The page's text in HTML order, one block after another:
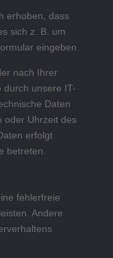
erhoben, dass
sich z. B. um
eingeben.
nach Ihrer
durch unsere IT-
Daten
oder Uhrzeit des
erfolgt
betreten.
fehlerfreie
Andere